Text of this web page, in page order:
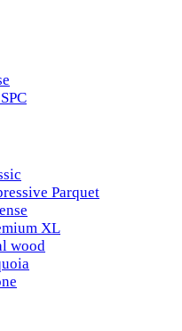
Parquet
XL
wood